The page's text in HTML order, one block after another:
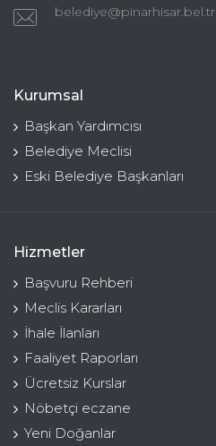
belediye@pinarhisar.bel.tr
Kurumsal
Başkan Yardımcısı
Belediye Meclisi
Eski Belediye Başkanları
Hizmetler
Başvuru Rehberi
Meclis Kararları
İhale İlanları
Faaliyet Raporları
Ücretsiz Kurslar
Nöbetçi eczane
Yeni Doğanlar